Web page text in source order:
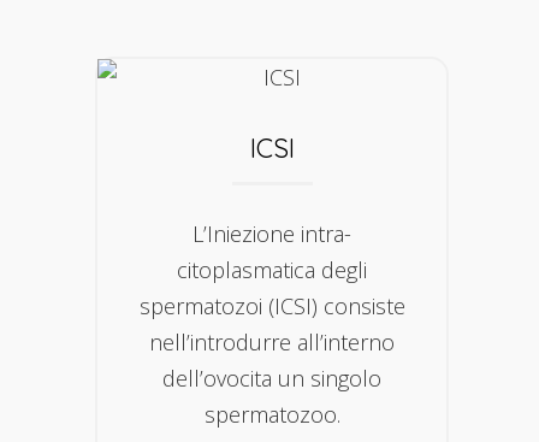
ICSI
L’Iniezione intra-
citoplasmatica degli
spermatozoi (ICSI) consiste
nell’introdurre all’interno
dell’ovocita un singolo
spermatozoo.